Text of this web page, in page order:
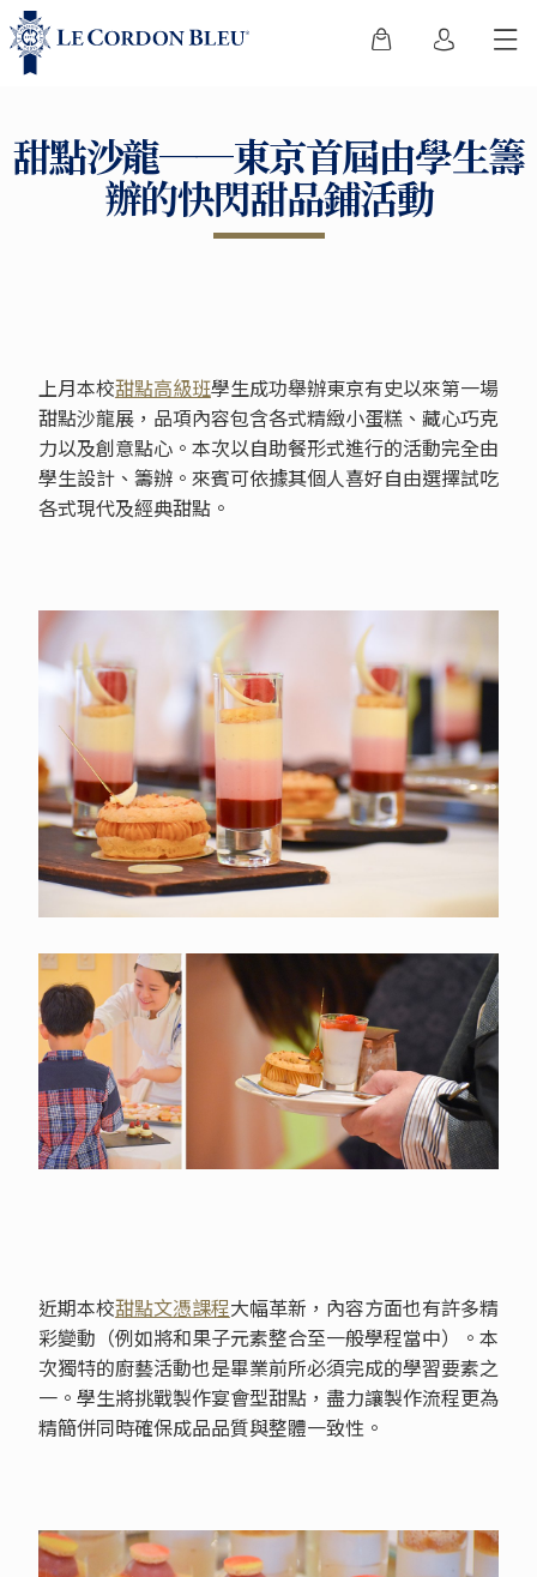
甜點沙龍──東京首屆由學生籌
辦的快閃甜品鋪活動
上月本校甜點高級班學生成功舉辦東京有史以來第一場
甜點沙龍展，品項內容包含各式精緻小蛋糕、藏心巧克
力以及創意點心。本次以自助餐形式進行的活動完全由
學生設計、籌辦。來賓可依據其個人喜好自由選擇試吃
各式現代及經典甜點。
近期本校甜點文憑課程大幅革新，內容方面也有許多精
彩變動（例如將和果子元素整合至一般學程當中）。本
次獨特的廚藝活動也是畢業前所必須完成的學習要素之
一。學生將挑戰製作宴會型甜點，盡力讓製作流程更為
精簡併同時確保成品品質與整體一致性。